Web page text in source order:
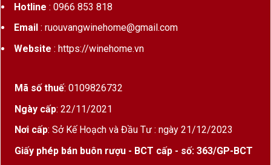
Hotline : 0966 853 818
Email : ruouvangwinehome@gmail.com
Website : https://winehome.vn
Mã số thuế: 0109826732
Ngày cấp: 22/11/2021
Nơi cấp: Sở Kế Hoạch và Đầu Tư : ngày 21/12/2023
Giấy phép bán buôn rượu - BCT cấp - số: 363/GP-BCT